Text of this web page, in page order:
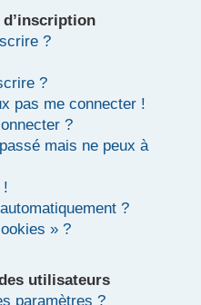
?
?
pas me connecter !
?
mais ne peux à
!
?
» ?
utilisateurs
paramètres ?